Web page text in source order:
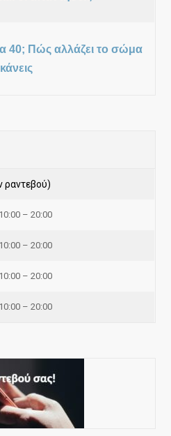
40; Πώς αλλάζει το σώμα
ραντεβού)
10:00 – 20:00
10:00 – 20:00
10:00 – 20:00
10:00 – 20:00